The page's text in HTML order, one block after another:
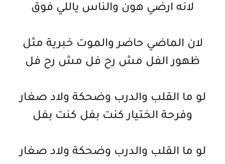
لانه ارضي هون والناس ياللي فوق
لان الماضي حاضر والموت خبرية مثل
ظهور الفل مش رح فل مش رح فل
لو ما القلب والدرب وضحكة ولاد صغار
وفرحة الختيار كنت بفل كنت بفل
لو ما القلب والدرب وضحكة ولاد صغار